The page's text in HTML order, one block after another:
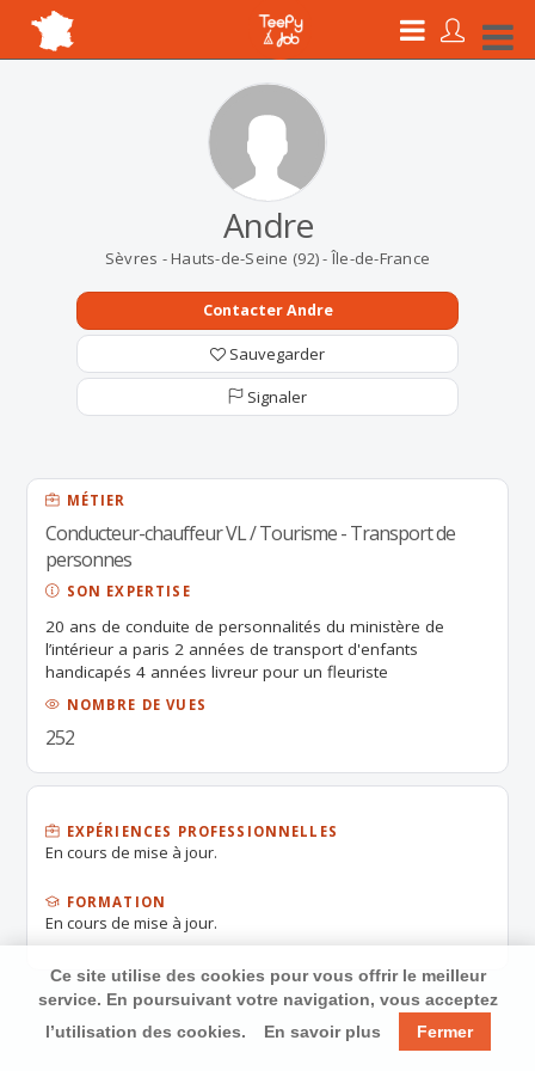
Andre
Sèvres - Hauts-de-Seine (92) - Île-de-France
Contacter Andre
Sauvegarder
Signaler
MÉTIER
Conducteur-chauffeur VL / Tourisme - Transport de
personnes
SON EXPERTISE
20 ans de conduite de personnalités du ministère de
l’intérieur a paris 2 années de transport d'enfants
handicapés 4 années livreur pour un fleuriste
NOMBRE DE VUES
252
EXPÉRIENCES PROFESSIONNELLES
En cours de mise à jour.
FORMATION
En cours de mise à jour.
Ce site utilise des cookies pour vous offrir le meilleur
service. En poursuivant votre navigation, vous acceptez
l’utilisation des cookies.
En savoir plus Fermer